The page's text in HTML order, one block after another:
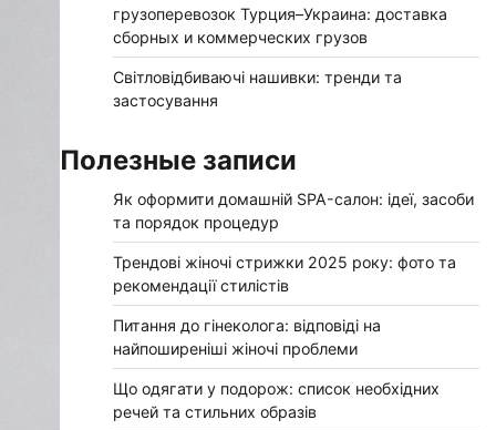
грузоперевозок Турция–Украина: доставка
сборных и коммерческих грузов
Світловідбиваючі нашивки: тренди та
застосування
Полезные записи
Як оформити домашній SPA-салон: ідеї, засоби
та порядок процедур
Трендові жіночі стрижки 2025 року: фото та
рекомендації стилістів
Питання до гінеколога: відповіді на
найпоширеніші жіночі проблеми
Що одягати у подорож: список необхідних
речей та стильних образів